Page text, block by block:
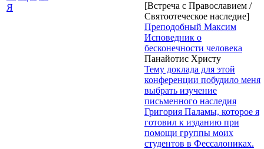
Я
[Встреча с Православием /
Святоотеческое наследие]
Преподобный Максим
Исповедник о
бесконечности человека
Панайотис Христу
Тему доклада для этой
конференции побудило меня
выбрать изучение
письменного наследия
Григория Паламы, которое я
готовил к изданию при
помощи группы моих
студентов в Фессалониках.